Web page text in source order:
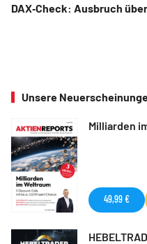
DAX‑Check: Ausbruch
Unsere
Milliarden
49,99 €